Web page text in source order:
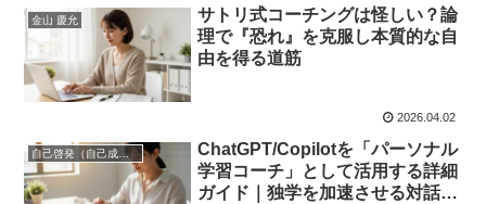
金山 慶允
サトリ式コーチングは怪しい？論
理で『恐れ』を克服し本質的な自
由を得る道筋
2026.04.02
自己啓発（自己成長）
ChatGPT/Copilotを「パーソナル
学習コーチ」として活用する詳細
ガイド｜独学を加速させる対話設